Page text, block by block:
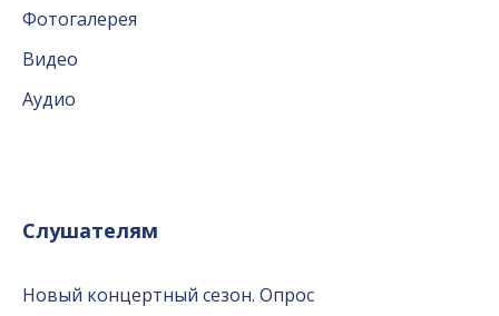
Фотогалерея
Видео
Аудио
Слушателям
Новый концертный сезон. Опрос